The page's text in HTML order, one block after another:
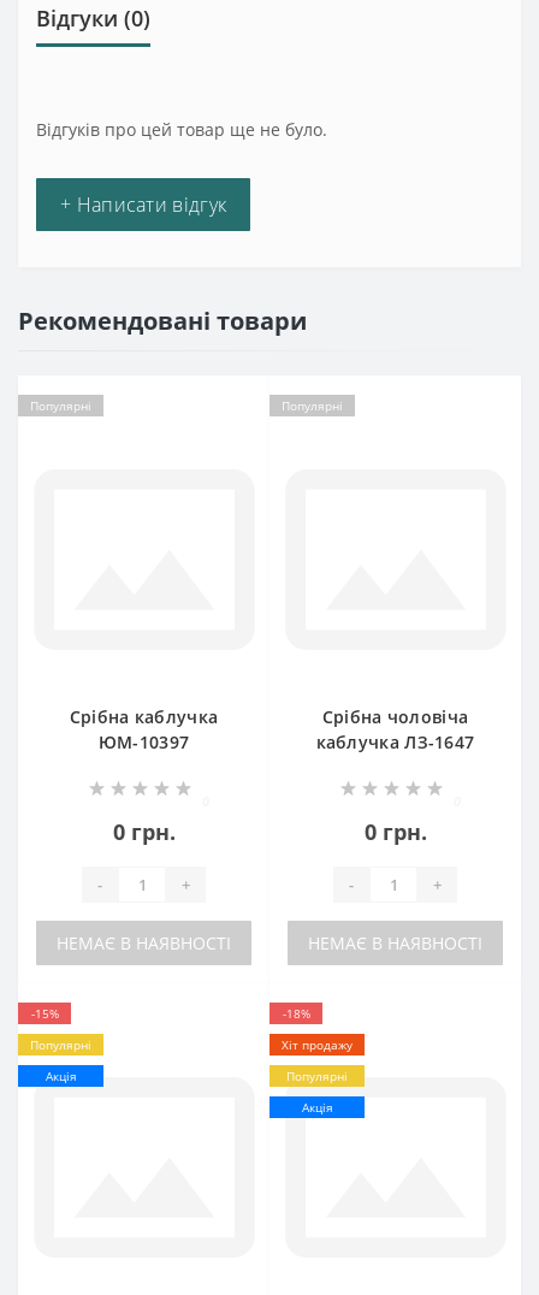
Відгуки (0)
Відгуків про цей товар ще не було.
+ Написати відгук
Рекомендовані товари
Популярні
Срібна каблучка
ЮМ-10397
0 грн.
- +
НЕМАЄ В НАЯВНОСТІ
Популярні
Срібна чоловіча
каблучка ЛЗ-1647
0 грн.
- +
НЕМАЄ В НАЯВНОСТІ
-15%
Популярні
Акція
-18%
Хіт продажу
Популярні
Акція